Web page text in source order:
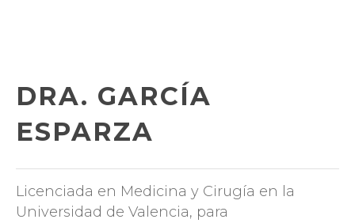
DRA. GARCÍA
ESPARZA
Licenciada en Medicina y Cirugía en la
Universidad de Valencia, para